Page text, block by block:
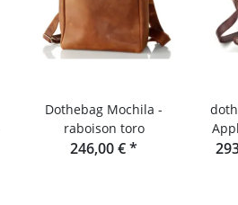
Dothebag Mochila -
raboison toro
246,00 €*